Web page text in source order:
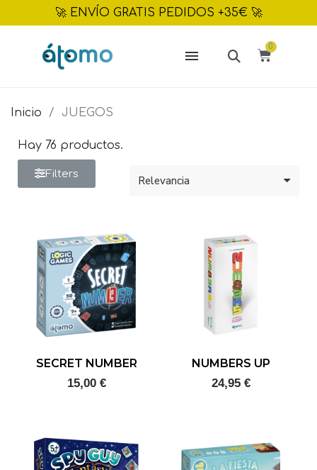
🚀 ENVÍO GRATIS PEDIDOS +35€ 🚀
Inicio JUEGOS
Hay 76 productos.
Filters
SECRET NUMBER
15,00 €
NUMBERS UP
24,95 €